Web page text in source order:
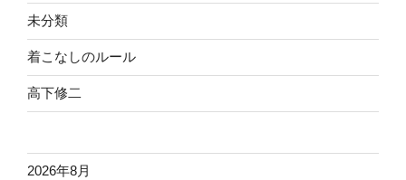
未分類
着こなしのルール
高下修二
2026年8月